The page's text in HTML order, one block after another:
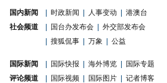
国内新闻 时政新闻 人事变动
港澳台
国台办发布会 外交部发布会
社会频道
搜狐侃事 万象 公益
国际新闻 国际快报 海外博览
国际专题
国际视频 国际图片 记者博客
评论频道